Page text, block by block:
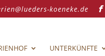
koeneke.de
UNTERKÜNFTE